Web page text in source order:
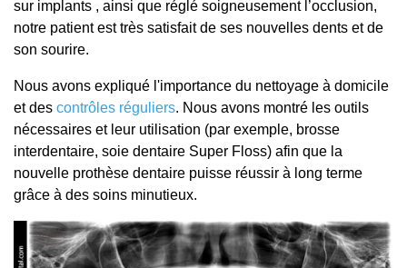
sur implants , ainsi que réglé soigneusement l’occlusion,
notre patient est très satisfait de ses nouvelles dents et de
son sourire.
Nous avons expliqué l'importance du nettoyage à domicile
et des contrôles réguliers. Nous avons montré les outils
nécessaires et leur utilisation (par exemple, brosse
interdentaire, soie dentaire Super Floss) afin que la
nouvelle prothèse dentaire puisse réussir à long terme
grâce à des soins minutieux.